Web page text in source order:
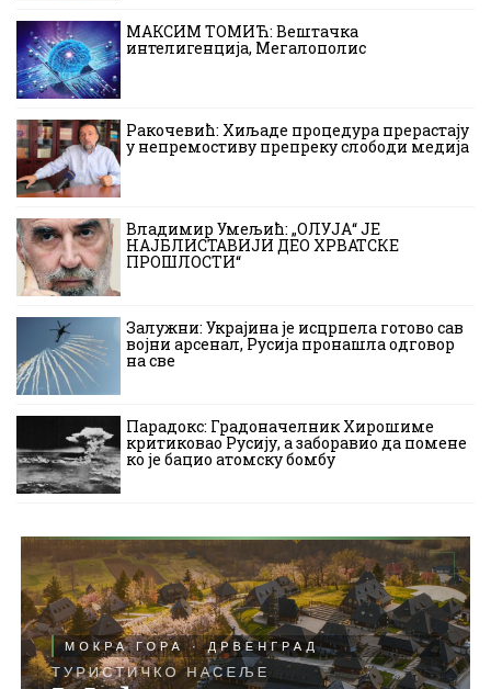
МАКСИМ ТОМИЋ: Вештачка
интелигенција, Мегалополис
Ракочевић: Хиљаде процедура прерастају
у непремостиву препреку слободи медија
Владимир Умељић: „ОЛУЈА“ ЈЕ
НАЈБЛИСТАВИЈИ ДЕО ХРВАТСКЕ
ПРОШЛОСТИ“
Залужни: Украјина је исцрпела готово сав
војни арсенал, Русија пронашла одговор
на све
Парадокс: Градоначелник Хирошиме
критиковао Русију, а заборавио да помене
ко је бацио атомску бомбу